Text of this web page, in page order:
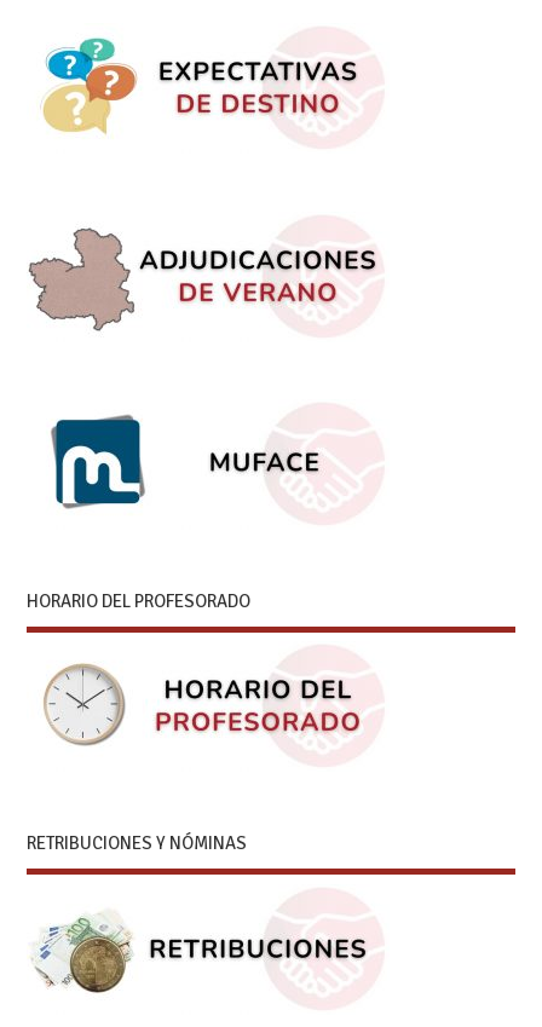
HORARIO DEL PROFESORADO
RETRIBUCIONES Y NÓMINAS